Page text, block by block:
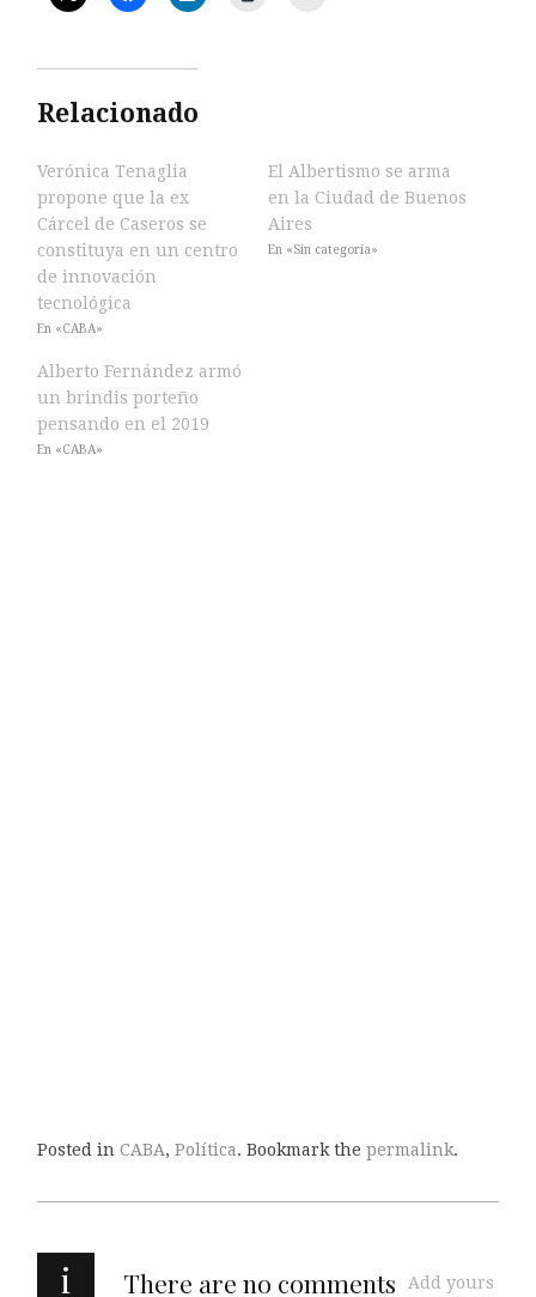
Relacionado
Verónica Tenaglia
propone que la ex
Cárcel de Caseros se
constituya en un centro
de innovación
tecnológica
En «CABA»
El Albertismo se arma
en la Ciudad de Buenos
Aires
En «Sin categoría»
Alberto Fernández armó
un brindis porteño
pensando en el 2019
En «CABA»
Posted in CABA, Política. Bookmark the permalink.
i There are no comments Add yours